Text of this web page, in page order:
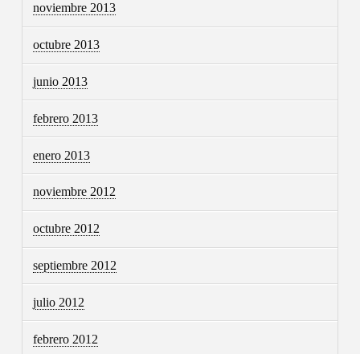
noviembre 2013
octubre 2013
junio 2013
febrero 2013
enero 2013
noviembre 2012
octubre 2012
septiembre 2012
julio 2012
febrero 2012